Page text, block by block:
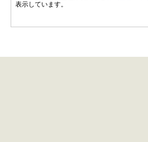
表示しています。